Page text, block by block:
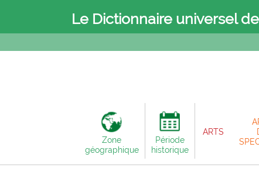
Le Dictionnaire universel
Zone
géographique
Période
historique
ARTS